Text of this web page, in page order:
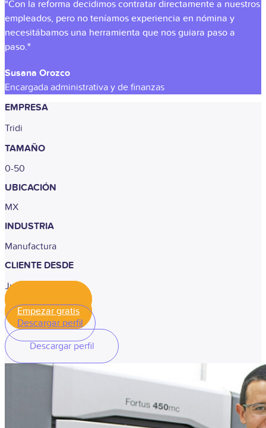
"Con la reforma decidimos contratar directamente a nuestros
empleados, pero no teníamos experiencia en nómina y
necesitábamos una herramienta que nos guiara paso a
paso."
Susana Orozco
Encargada administrativa y de finanzas
EMPRESA
Tridi
TAMAÑO
0-50
UBICACIÓN
MX
INDUSTRIA
Manufactura
CLIENTE DESDE
Julio 2021
Empezar gratis
Descargar perfil
Descargar perfil